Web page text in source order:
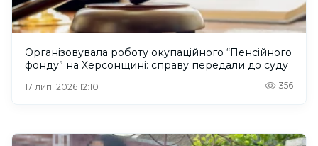
Організовувала роботу окупаційного “Пенсійного
фонду” на Херсонщині: справу передали до суду
17 лип. 2026 12:10 356